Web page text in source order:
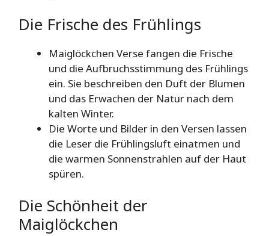
Die Frische des Frühlings
Maiglöckchen Verse fangen die Frische
und die Aufbruchsstimmung des Frühlings
ein. Sie beschreiben den Duft der Blumen
und das Erwachen der Natur nach dem
kalten Winter.
Die Worte und Bilder in den Versen lassen
die Leser die Frühlingsluft einatmen und
die warmen Sonnenstrahlen auf der Haut
spüren.
Die Schönheit der
Maiglöckchen